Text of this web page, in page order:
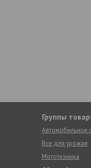
Группы
Автомобильное
Все для урожая
Мототехника